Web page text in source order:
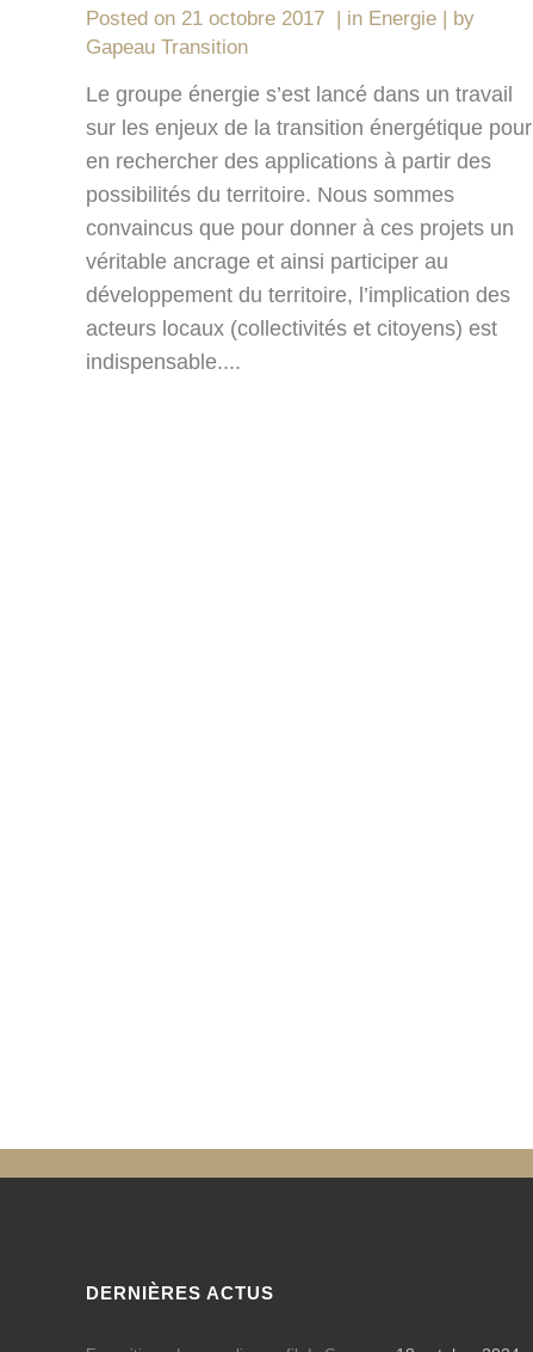
Posted on 21 octobre 2017 in Energie
by
Gapeau Transition
Le groupe énergie s’est lancé dans un travail
sur les enjeux de la transition énergétique pour
en rechercher des applications à partir des
possibilités du territoire. Nous sommes
convaincus que pour donner à ces projets un
véritable ancrage et ainsi participer au
développement du territoire, l’implication des
acteurs locaux (collectivités et citoyens) est
indispensable....
DERNIÈRES ACTUS